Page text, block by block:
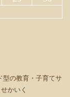
型の教育・子育てサ
かいく